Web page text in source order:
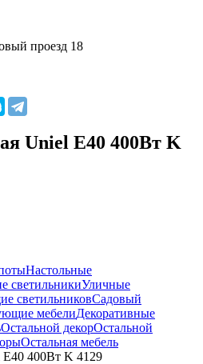
проезд 18
Uniel E40 400Вт K
Настольные
светильникиУличные
светильниковСадовый
мебелиДекоративные
Остальной декорОстальной
Остальная мебель
E40 400Вт K 4129